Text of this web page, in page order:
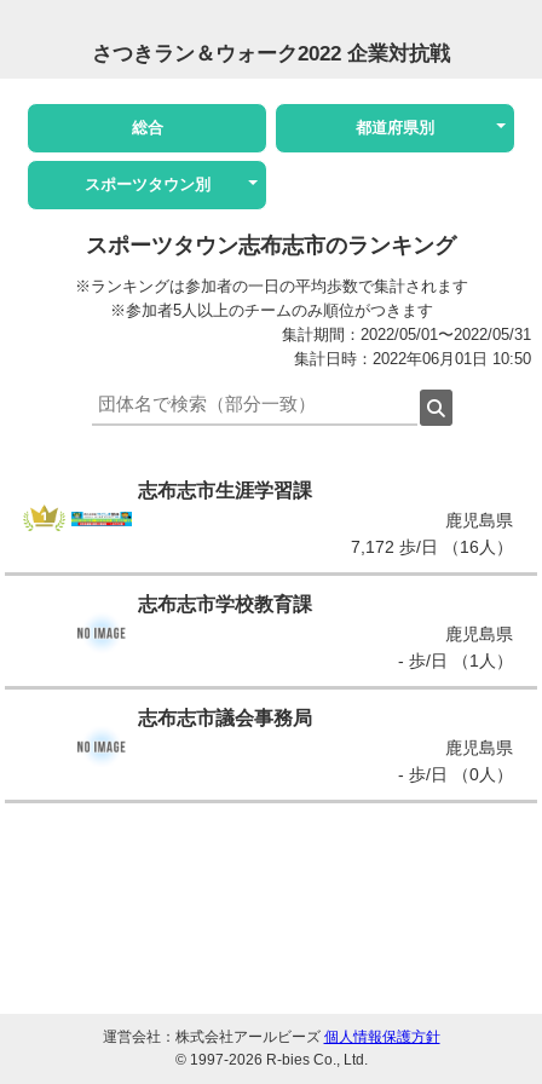
さつきラン＆ウォーク2022 企業対抗戦
総合 都道府県別
スポーツタウン別
スポーツタウン志布志市のランキング
※ランキングは参加者の一日の平均歩数で集計されます
※参加者5人以上のチームのみ順位がつきます
集計期間：2022/05/01〜2022/05/31
集計日時：2022年06月01日 10:50
志布志市生涯学習課
鹿児島県
7,172 歩/日 （16人）
志布志市学校教育課
鹿児島県
- 歩/日 （1人）
志布志市議会事務局
鹿児島県
- 歩/日 （0人）
運営会社：株式会社アールビーズ 個人情報保護方針
© 1997-2026 R-bies Co., Ltd.